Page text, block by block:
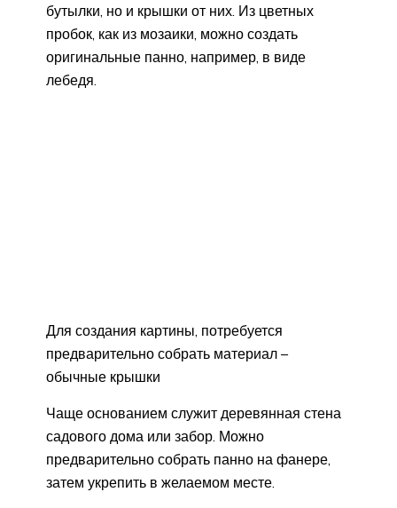
бутылки, но и крышки от них. Из цветных
пробок, как из мозаики, можно создать
оригинальные панно, например, в виде
лебедя.
Для создания картины, потребуется
предварительно собрать материал –
обычные крышки
Чаще основанием служит деревянная стена
садового дома или забор. Можно
предварительно собрать панно на фанере,
затем укрепить в желаемом месте.